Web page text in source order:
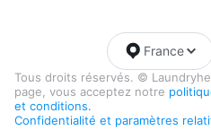
Tous droits réservés. ©
page, vous acceptez notre
et conditions.
Confidentialité et paramètres
France